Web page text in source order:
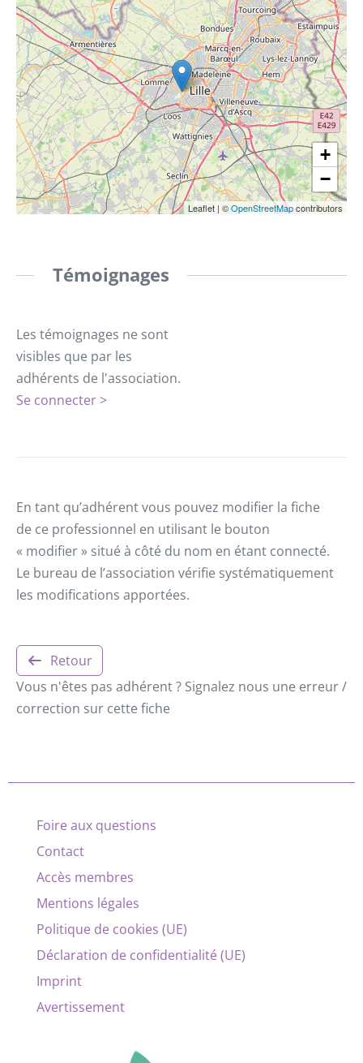
+
−
Leaflet | ©OpenStreetMapcontributors
Témoignages
Les témoignages ne sont
visibles que par les
adhérents de l'association.
Se connecter >
En tant qu’adhérent vous pouvez modifier la fiche
de ce professionnel en utilisant le bouton
« modifier » situé à côté du nom en étant connecté.
Le bureau de l’association vérifie systématiquement
les modifications apportées.
Retour
Vous n'êtes pas adhérent ? Signalez nous une erreur /
correction sur cette fiche
Foire aux questions
Contact
Accès membres
Mentions légales
Politique de cookies (UE)
Déclaration de confidentialité (UE)
Imprint
Avertissement